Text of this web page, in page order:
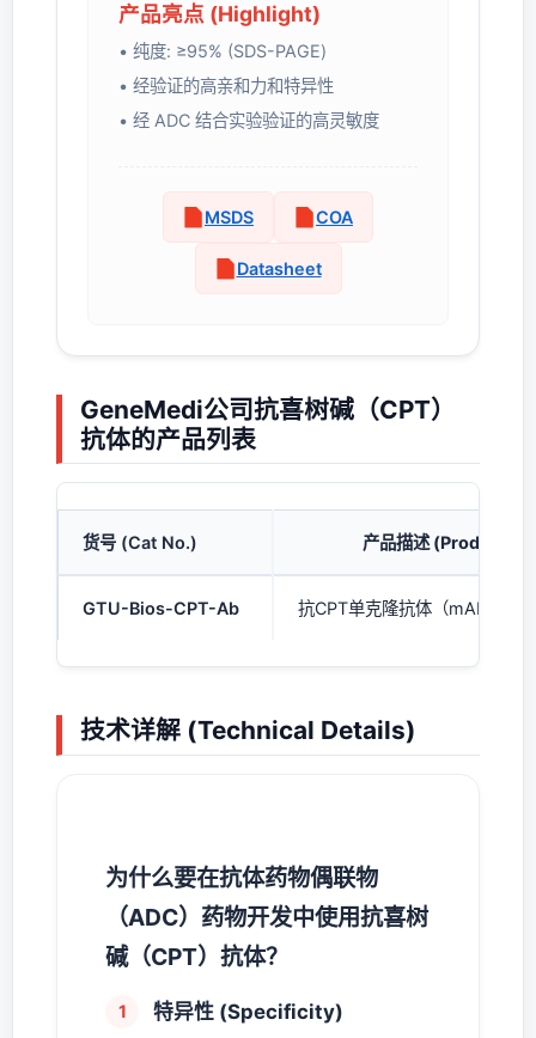
产品亮点 (Highlight)
• 纯度: ≥95% (SDS-PAGE)
• 经验证的高亲和力和特异性
• 经 ADC 结合实验验证的高灵敏度
MSDS COA
Datasheet
GeneMedi公司抗喜树碱（CPT）
抗体的产品列表
货号 (Cat No.) 产品描述 (Product
GTU-Bios-CPT-Ab 抗CPT单克隆抗体（mAb）
技术详解 (Technical Details)
为什么要在抗体药物偶联物
（ADC）药物开发中使用抗喜树
碱（CPT）抗体？
特异性 (Specificity)